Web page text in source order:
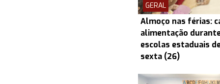
GERAL
Almoço nas férias:
alimentação
escolas estaduais
sexta (26)